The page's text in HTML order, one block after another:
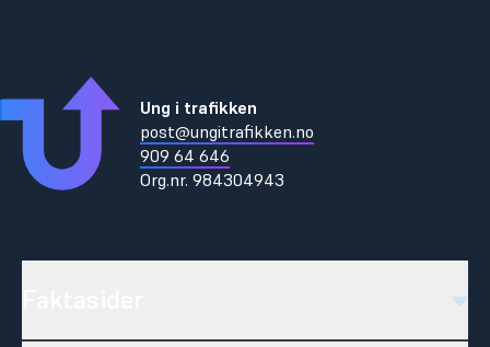
Ung i trafikken
post@ungitrafikken.no
909 64 646
Org.nr.984304943